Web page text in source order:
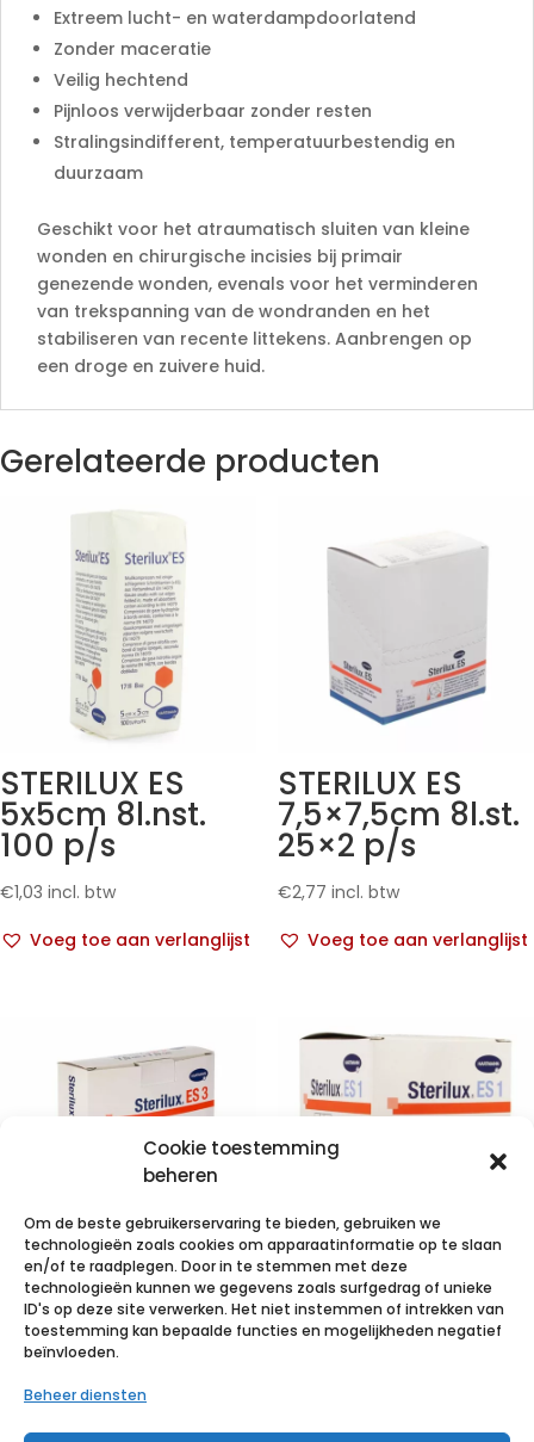
Cookie toestemming
beheren
Om de beste gebruikerservaring te bieden, gebruiken we
technologieën zoals cookies om apparaatinformatie op te slaan
en/of te raadplegen. Door in te stemmen met deze
technologieën kunnen we gegevens zoals surfgedrag of unieke
ID's op deze site verwerken. Het niet instemmen of intrekken van
toestemming kan bepaalde functies en mogelijkheden negatief
beïnvloeden.
Beheer diensten
Extreem lucht- en waterdampdoorlatend
Zonder maceratie
Veilig hechtend
Pijnloos verwijderbaar zonder resten
Stralingsindifferent, temperatuurbestendig en
duurzaam
Geschikt voor het atraumatisch sluiten van kleine
wonden en chirurgische incisies bij primair
genezende wonden, evenals voor het verminderen
van trekspanning van de wondranden en het
stabiliseren van recente littekens. Aanbrengen op
een droge en zuivere huid.
Gerelateerde producten
STERILUX ES
5x5cm 8l.nst.
100 p/s
€1,03 incl. btw
Voeg toe aan verlanglijst
STERILUX ES
7,5×7,5cm 8l.st.
25×2 p/s
€2,77 incl. btw
Voeg toe aan verlanglijst
STERILUX ES3-
7,5×7,5cm 8pl
20×1 p/s
STERILUX ES1-
5x5cm 8pl. 40x